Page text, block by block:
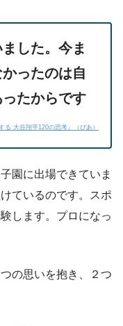
した。今ま
ったのは自
たからです
る 大谷翔平120の思考』（ぴあ）
園に出場できていま
ているのです。スポ
します。プロになっ
の思いを抱き、２つ